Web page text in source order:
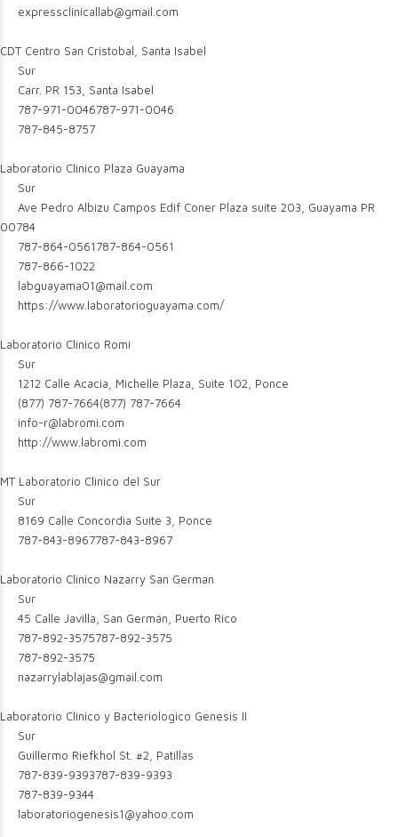
expressclinicallab@gmail.com
CDT Centro San Cristobal, Santa Isabel
Sur
Carr. PR 153, Santa Isabel
787-971-0046787-971-0046
787-845-8757
Laboratorio Clinico Plaza Guayama
Sur
Ave Pedro Albizu Campos Edif Coner Plaza suite 203, Guayama PR
00784
787-864-0561787-864-0561
787-866-1022
labguayama01@mail.com
https://www.laboratorioguayama.com/
Laboratorio Clinico Romi
Sur
1212 Calle Acacia, Michelle Plaza, Suite 102, Ponce
(877) 787-7664(877) 787-7664
info-r@labromi.com
http://www.labromi.com
MT Laboratorio Clinico del Sur
Sur
8169 Calle Concordia Suite 3, Ponce
787-843-8967787-843-8967
Laboratorio Clinico Nazarry San German
Sur
45 Calle Javilla, San Germán, Puerto Rico
787-892-3575787-892-3575
787-892-3575
nazarrylablajas@gmail.com
Laboratorio Clinico y Bacteriologico Genesis II
Sur
Guillermo Riefkhol St. #2, Patillas
787-839-9393787-839-9393
787-839-9344
laboratoriogenesis1@yahoo.com